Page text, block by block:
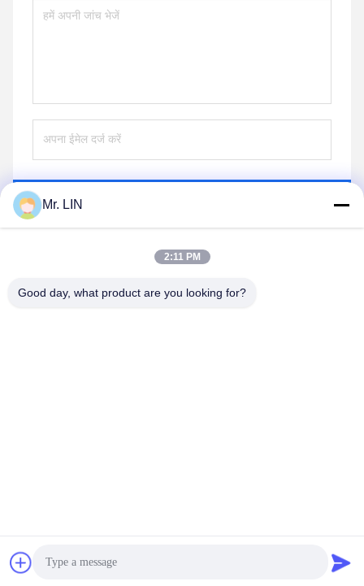
hotmelt-films.com . सर्वाधिकार सुरक्षित।
Mr. LIN
2:11 PM
Good day, what product are you looking for?